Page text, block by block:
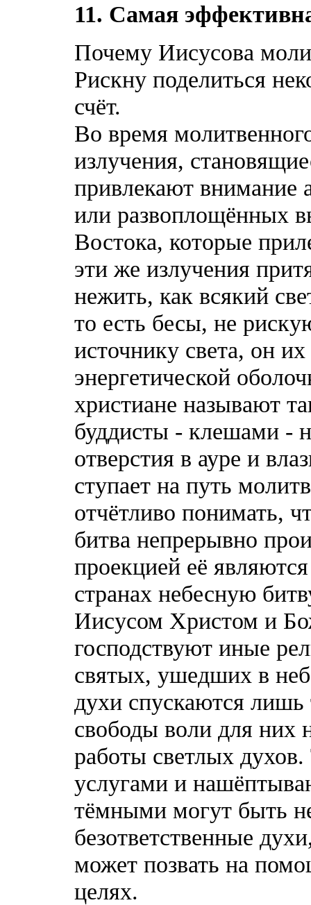
11. Самая
Почему Иисусова
Рискну поделиться
счёт.
Во время
излучения,
привлекают внимание
или развоплощённых
Востока, которые
эти же излучения
нежить, как всякий
то есть бесы, не
источнику света, он
энергетической
христиане называют
буддисты - клешами -
отверстия в ауре и
ступает на путь
отчётливо понимать,
битва непрерывно
проекцией её
странах небесную
Иисусом Христом и
господствуют иные
святых, ушедших в
духи спускаются лишь
свободы воли для них
работы светлых
услугами и
тёмными могут быть
безответственные
может позвать на
целях.